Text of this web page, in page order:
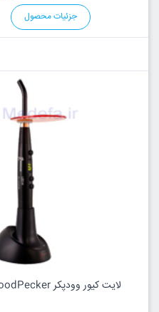
جزئیات محصول
لایت کیور وودپکر WoodPecker مدل LED H Ortho